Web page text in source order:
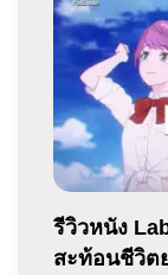
รีวิวหนัง
สะท้อนชีวิต